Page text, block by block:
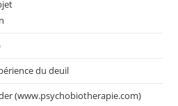
du deuil
(www.psychobiotherapie.com)